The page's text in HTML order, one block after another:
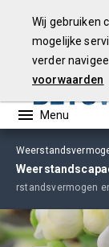
Wij gebruiken
mogelijke
verder
voorwaarden